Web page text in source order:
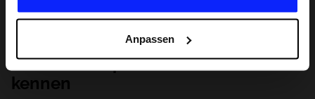
Anpassen
Lernen Sie Sport von Grund auf
kennen